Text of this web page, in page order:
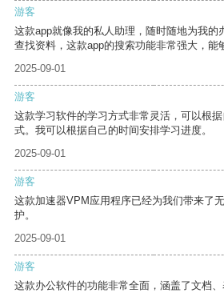
游客
这款app就像我的私人助理，随时随地为我的
查找资料，这款app的搜索功能非常强大，能
2025-09-01
游客
这款学习软件的学习方式非常灵活，可以根
式。我可以根据自己的时间安排学习进度。
2025-09-01
游客
这款加速器VPM应用程序已经为我们带来了
护。
2025-09-01
游客
这款办公软件的功能非常全面，涵盖了文档